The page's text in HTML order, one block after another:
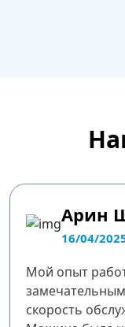
Арин
16/04/
Мой опыт
скорость